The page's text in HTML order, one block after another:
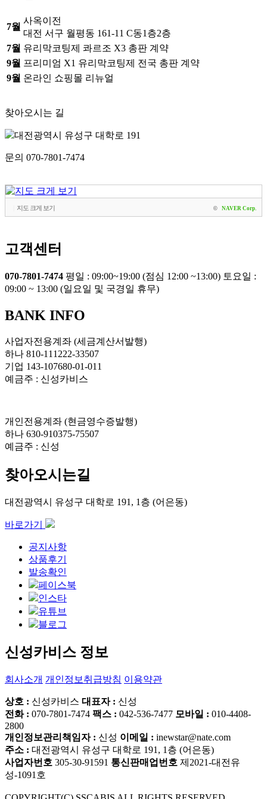
7월
사옥이전
대전 서구 월평동 161-11 C동1층2층
7월 유리막코팅제 콰르조 X3 총판 계약
9월 프리미엄 X1 유리막코팅제 전국 총판 계약
9월 온라인 쇼핑몰 리뉴얼
찾아오시는 길
대전광역시 유성구 대학로 191
문의 070-7801-7474
지도 크게 보기 © NAVER Corp.
고객센터
070-7801-7474 평일 : 09:00~19:00 (점심 12:00 ~13:00) 토요일 :
09:00 ~ 13:00 (일요일 및 국경일 휴무)
BANK INFO
사업자전용계좌 (세금계산서발행)
하나 810-111222-33507
기업 143-107680-01-011
예금주 : 신성카비스
개인전용계좌 (현금영수증발행)
하나 630-910375-75507
예금주 : 신성
찾아오시는길
대전광역시 유성구 대학로 191, 1층 (어은동)
바로가기
공지사항
상품후기
발송확인
페이스북
인스타
유튜브
블로그
신성카비스 정보
회사소개 개인정보취급방침 이용약관
상호 : 신성카비스 대표자 : 신성
전화 : 070-7801-7474 팩스 : 042-536-7477 모바일 : 010-4408-
2800
개인정보관리책임자 : 신성 이메일 : inewstar@nate.com
주소 : 대전광역시 유성구 대학로 191, 1층 (어은동)
사업자번호 305-30-91591 통신판매업번호 제2021-대전유
성-1091호